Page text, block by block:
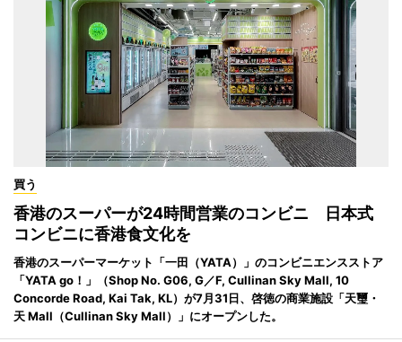
買う
香港のスーパーが24時間営業のコンビニ 日本式
コンビニに香港食文化を
香港のスーパーマーケット「一田（YATA）」のコンビニエンスストア
「YATA go！」（Shop No. G06, G／F, Cullinan Sky Mall, 10
Concorde Road, Kai Tak, KL）が7月31日、啓徳の商業施設「天璽・
天 Mall（Cullinan Sky Mall）」にオープンした。